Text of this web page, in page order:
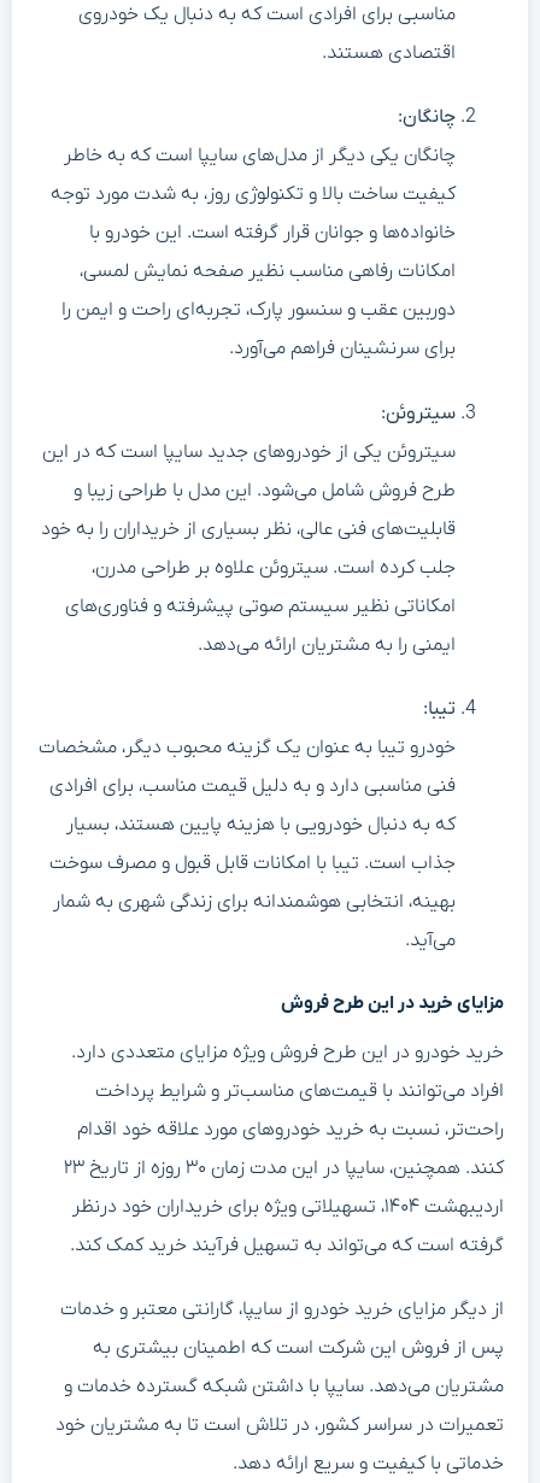
مناسبی برای افرادی است که به دنبال یک خودروی
اقتصادی هستند.
چانگان:
چانگان یکی دیگر از مدل‌های سایپا است که به خاطر
کیفیت ساخت بالا و تکنولوژی روز، به شدت مورد توجه
خانواده‌ها و جوانان قرار گرفته است. این خودرو با
امکانات رفاهی مناسب نظیر صفحه نمایش لمسی،
دوربین عقب و سنسور پارک، تجربه‌ای راحت و ایمن را
برای سرنشینان فراهم می‌آورد.
سیتروئن:
سیتروئن یکی از خودروهای جدید سایپا است که در این
طرح فروش شامل می‌شود. این مدل با طراحی زیبا و
قابلیت‌های فنی عالی، نظر بسیاری از خریداران را به خود
جلب کرده است. سیتروئن علاوه بر طراحی مدرن،
امکاناتی نظیر سیستم صوتی پیشرفته و فناوری‌های
ایمنی را به مشتریان ارائه می‌دهد.
تیبا:
خودرو تیبا به عنوان یک گزینه محبوب دیگر، مشخصات
فنی مناسبی دارد و به دلیل قیمت مناسب، برای افرادی
که به دنبال خودرویی با هزینه پایین هستند، بسیار
جذاب است. تیبا با امکانات قابل قبول و مصرف سوخت
بهینه، انتخابی هوشمندانه برای زندگی شهری به شمار
می‌آید.
مزایای خرید در این طرح فروش
خرید خودرو در این طرح فروش ویژه مزایای متعددی دارد.
افراد می‌توانند با قیمت‌های مناسب‌تر و شرایط پرداخت
راحت‌تر، نسبت به خرید خودروهای مورد علاقه خود اقدام
کنند. همچنین، سایپا در این مدت زمان ۳۰ روزه از تاریخ ۲۳
اردیبهشت ۱۴۰۴، تسهیلاتی ویژه برای خریداران خود درنظر
گرفته است که می‌تواند به تسهیل فرآیند خرید کمک کند.
از دیگر مزایای خرید خودرو از سایپا، گارانتی معتبر و خدمات
پس از فروش این شرکت است که اطمینان بیشتری به
مشتریان می‌دهد. سایپا با داشتن شبکه گسترده خدمات و
تعمیرات در سراسر کشور، در تلاش است تا به مشتریان خود
خدماتی با کیفیت و سریع ارائه دهد.